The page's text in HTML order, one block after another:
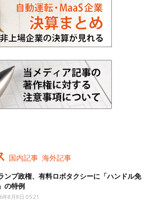
国内記事 海外記事
ンプ政権、有料ロボタクシーに「ハンドル免
の特例
年8月8日 05:21